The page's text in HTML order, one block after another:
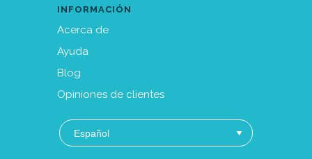
INFORMACIÓN
Acerca de
Ayuda
Blog
Opiniones de clientes